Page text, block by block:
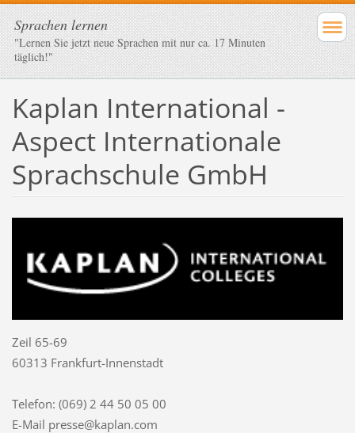
Sprachen lernen
"Lernen Sie jetzt neue Sprachen mit nur ca. 17 Minuten
täglich!"
Kaplan International -
Aspect Internationale
Sprachschule GmbH
Zeil 65-69
60313 Frankfurt-Innenstadt
Telefon: (069) 2 44 50 05 00
E-Mail presse@kaplan.com